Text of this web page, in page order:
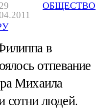
ОБЩЕСТВО
в
отпевание
Михаила
сотни людей.